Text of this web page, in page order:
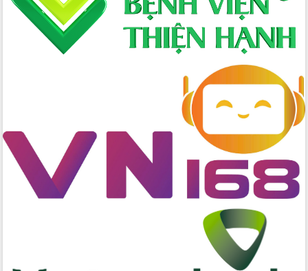
Quyết liệt tháo gỡ vướng mắc, đẩy
nhanh tiến độ các dự án trọng điểm
trong Khu kinh tế Nam Phú Yên
Hòn Yến phát triển du lịch gắn với bảo
Phát động chiến dịch 30 ngày đêm
giải phóng mặt bằng Tuyến đường bộ
ven biển
Đắk Lắk nỗ lực thúc đẩy tăng trưởng
kinh tế từ 10% trở lên trong Quý